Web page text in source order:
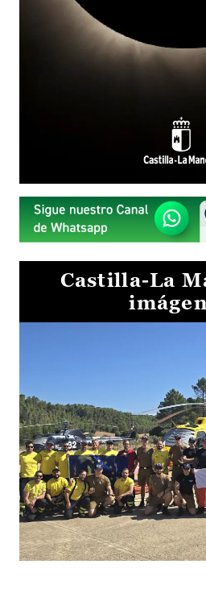
Castilla-La